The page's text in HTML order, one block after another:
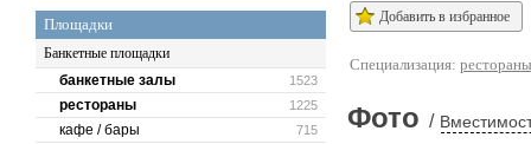
Площадки
Банкетные площадки
1523
банкетные залы
1225
рестораны
715
кафе / бары
Добавить в избранное
Специализация: рестораны
Фото /